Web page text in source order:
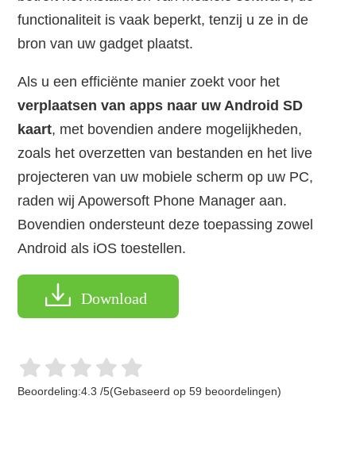
functionaliteit is vaak beperkt, tenzij u ze in de
bron van uw gadget plaatst.
Als u een efficiënte manier zoekt voor het
verplaatsen van apps naar uw Android SD
kaart, met bovendien andere mogelijkheden,
zoals het overzetten van bestanden en het live
projecteren van uw mobiele scherm op uw PC,
raden wij Apowersoft Phone Manager aan.
Bovendien ondersteunt deze toepassing zowel
Android als iOS toestellen.
Download
Beoordeling:4.3 /5(Gebaseerd op59 beoordelingen)